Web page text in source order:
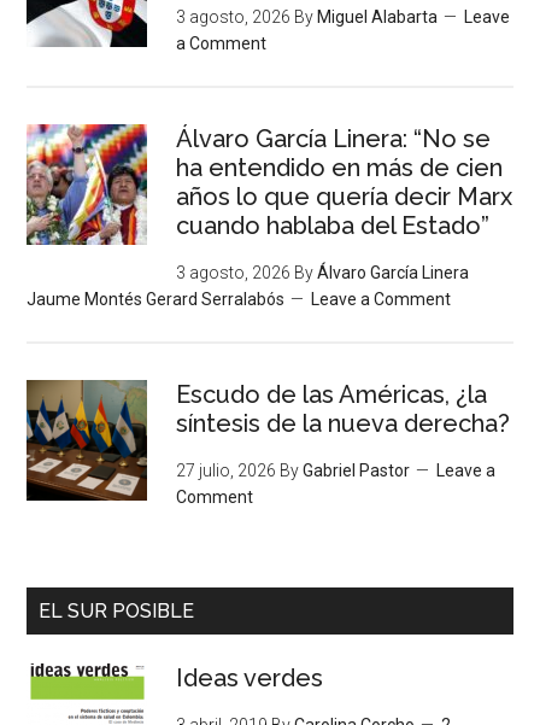
3 agosto, 2026 By Miguel Alabarta
Leave
a Comment
Álvaro García Linera: “No se
ha entendido en más de cien
años lo que quería decir Marx
cuando hablaba del Estado”
3 agosto, 2026 ByÁlvaro García Linera
Jaume Montés Gerard Serralabós
Leave a Comment
Escudo de las Américas, ¿la
síntesis de la nueva derecha?
27 julio, 2026 ByGabriel Pastor
Leave a
Comment
EL SUR POSIBLE
Ideas verdes